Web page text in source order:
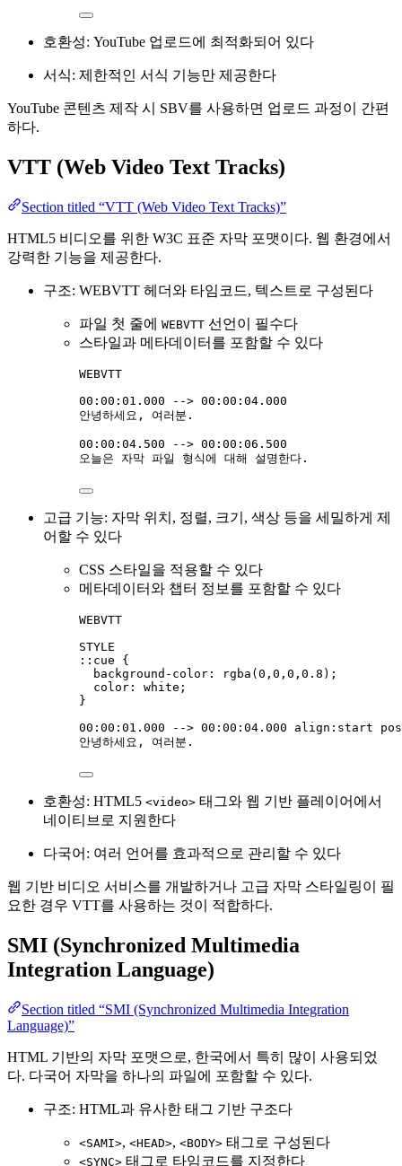
호환성: YouTube 업로드에 최적화되어 있다
서식: 제한적인 서식 기능만 제공한다
YouTube 콘텐츠 제작 시 SBV를 사용하면 업로드 과정이 간편
하다.
VTT (Web Video Text Tracks)
Section titled “VTT (Web Video Text Tracks)”
HTML5 비디오를 위한 W3C 표준 자막 포맷이다. 웹 환경에서
강력한 기능을 제공한다.
구조: WEBVTT 헤더와 타임코드, 텍스트로 구성된다
파일 첫 줄에 WEBVTT 선언이 필수다
스타일과 메타데이터를 포함할 수 있다
WEBVTT
00:00:01.000 --> 00:00:04.000
안녕하세요, 여러분.
00:00:04.500 --> 00:00:06.500
오늘은 자막 파일 형식에 대해 설명한다.
고급 기능: 자막 위치, 정렬, 크기, 색상 등을 세밀하게 제
어할 수 있다
CSS 스타일을 적용할 수 있다
메타데이터와 챕터 정보를 포함할 수 있다
WEBVTT
STYLE
::cue {
background-color: rgba(0,0,0,0.8);
color: white;
}
00:00:01.000 --> 00:00:04.000 align:start
안녕하세요, 여러분.
호환성: HTML5 <video> 태그와 웹 기반 플레이어에서
네이티브로 지원한다
다국어: 여러 언어를 효과적으로 관리할 수 있다
웹 기반 비디오 서비스를 개발하거나 고급 자막 스타일링이 필
요한 경우 VTT를 사용하는 것이 적합하다.
SMI (Synchronized Multimedia
Integration Language)
Section titled “SMI (Synchronized Multimedia Integration
Language)”
HTML 기반의 자막 포맷으로, 한국에서 특히 많이 사용되었
다. 다국어 자막을 하나의 파일에 포함할 수 있다.
구조: HTML과 유사한 태그 기반 구조다
<SAMI>, <HEAD>, <BODY> 태그로 구성된다
<SYNC> 태그로 타임코드를 지정한다